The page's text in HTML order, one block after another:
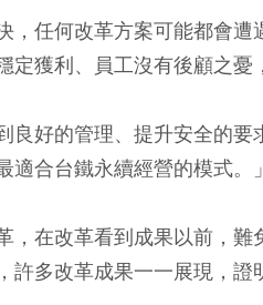
，任何改革方案可能都會
獲利、員工沒有後顧之憂
良好的管理、提升安全的
合台鐵永續經營的模式。」
，在改革看到成果以前，
許多改革成果一一展現，